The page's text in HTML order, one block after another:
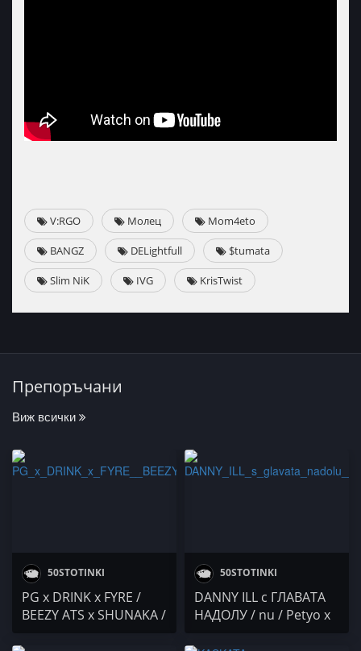
V:RGO Молец Mom4eto
BANGZ DELightfull $tumata
Slim NiK IVG KrisTwist
Препоръчани
Виж всички
50STOTINKI
PG x DRINK x FYRE /
BEEZY ATS x SHUNAKA /
50STOTINKI
DANNY ILL с ГЛАВАТА
НАДОЛУ / nu / Petyo x